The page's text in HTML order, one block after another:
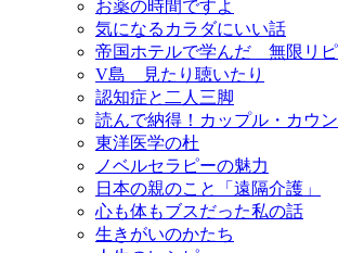
お薬の時間ですよ
気になるカラダにいい話
帝国ホテルで学んだ 無限リ
V島 見たり聴いたり
認知症と二人三脚
読んで納得！カップル・カウ
東洋医学の杜
ノベルセラピーの魅力
日本の親のこと「遠隔介護」
心も体もブスだった私の話
生きがいのかたち